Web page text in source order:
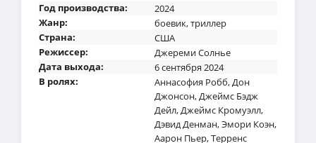
Год производства:
2024
Жанр:
боевик,триллер
Страна:
США
Режиссер:
Джереми Солнье
Дата выхода:
6 сентября 2024
В ролях:
Аннасофия Робб,Дон
Джонсон,Джеймс Бэдж
Дейл,Джеймс Кромуэлл,
Дэвид Денман,Эмори Коэн,
Аарон Пьер,Терренс